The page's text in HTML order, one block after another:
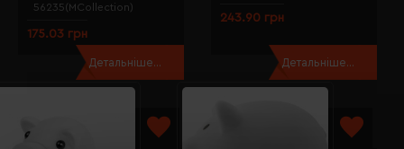
56235(MCollection)
175.03 грн
Детальніше...
243.90 грн
Детальніше...